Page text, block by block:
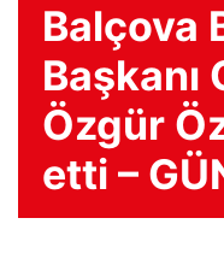
Balçova
Başkanı
Özgür
etti –